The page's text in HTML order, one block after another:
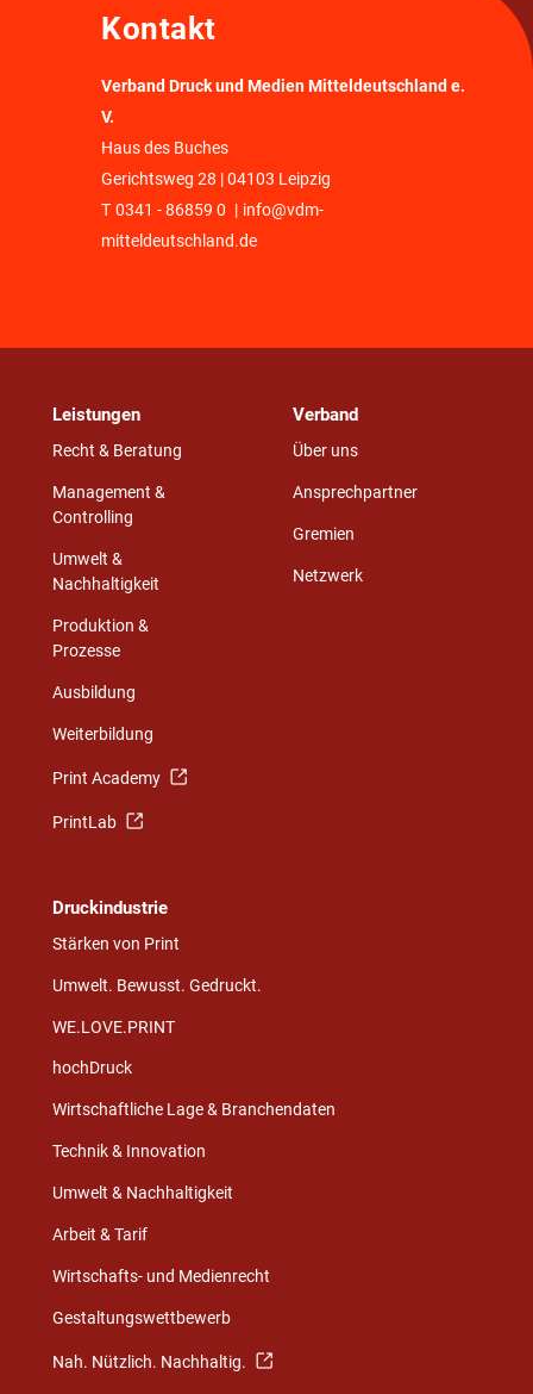
Kontakt
Verband Druck und Medien Mitteldeutschland e.
V.
Haus des Buches
Gerichtsweg 28 | 04103 Leipzig
T 0341 - 86859 0 | info@vdm-
mitteldeutschland.de
Leistungen
Recht & Beratung
Management &
Controlling
Umwelt &
Nachhaltigkeit
Produktion &
Prozesse
Ausbildung
Weiterbildung
Print Academy
PrintLab
Verband
Über uns
Ansprechpartner
Gremien
Netzwerk
Druckindustrie
Stärken von Print
Umwelt. Bewusst. Gedruckt.
WE.LOVE.PRINT
hochDruck
Wirtschaftliche Lage & Branchendaten
Technik & Innovation
Umwelt & Nachhaltigkeit
Arbeit & Tarif
Wirtschafts- und Medienrecht
Gestaltungswettbewerb
Nah. Nützlich. Nachhaltig.